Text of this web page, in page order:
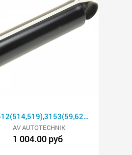
AVAV AUTOTECHNIK
1 004.00 руб